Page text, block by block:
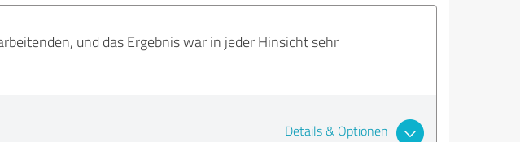
und das Ergebnis war in jeder Hinsicht sehr
Details & Optionen